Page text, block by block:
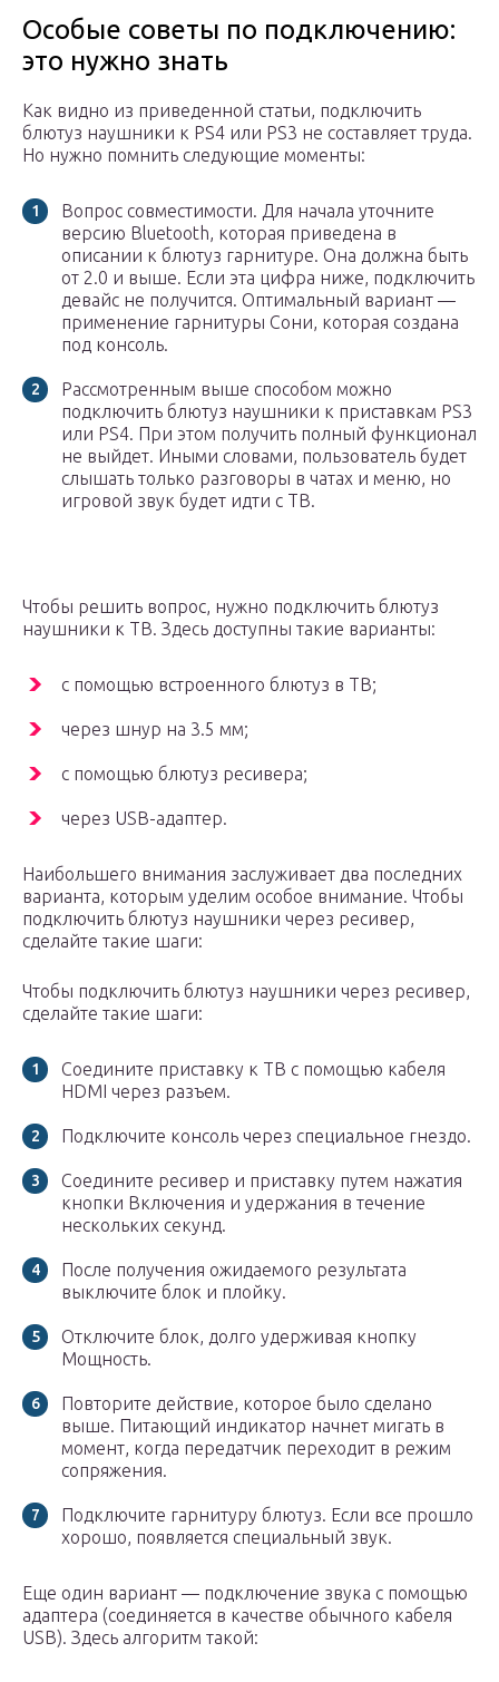
Особые советы по подключению:
это нужно знать
Как видно из приведенной статьи, подключить
блютуз наушники к PS4 или PS3 не составляет труда.
Но нужно помнить следующие моменты:
Вопрос совместимости. Для начала уточните
версию Bluetooth, которая приведена в
описании к блютуз гарнитуре. Она должна быть
от 2.0 и выше. Если эта цифра ниже, подключить
девайс не получится. Оптимальный вариант —
применение гарнитуры Сони, которая создана
под консоль.
Рассмотренным выше способом можно
подключить блютуз наушники к приставкам PS3
или PS4. При этом получить полный функционал
не выйдет. Иными словами, пользователь будет
слышать только разговоры в чатах и меню, но
игровой звук будет идти с ТВ.
Чтобы решить вопрос, нужно подключить блютуз
наушники к ТВ. Здесь доступны такие варианты:
с помощью встроенного блютуз в ТВ;
через шнур на 3.5 мм;
с помощью блютуз ресивера;
через USB-адаптер.
Наибольшего внимания заслуживает два последних
варианта, которым уделим особое внимание. Чтобы
подключить блютуз наушники через ресивер,
сделайте такие шаги:
Чтобы подключить блютуз наушники через ресивер,
сделайте такие шаги:
Соедините приставку к ТВ с помощью кабеля
HDMI через разъем.
Подключите консоль через специальное гнездо.
Соедините ресивер и приставку путем нажатия
кнопки Включения и удержания в течение
нескольких секунд.
После получения ожидаемого результата
выключите блок и плойку.
Отключите блок, долго удерживая кнопку
Мощность.
Повторите действие, которое было сделано
выше. Питающий индикатор начнет мигать в
момент, когда передатчик переходит в режим
сопряжения.
Подключите гарнитуру блютуз. Если все прошло
хорошо, появляется специальный звук.
Еще один вариант — подключение звука с помощью
адаптера (соединяется в качестве обычного кабеля
USB). Здесь алгоритм такой: